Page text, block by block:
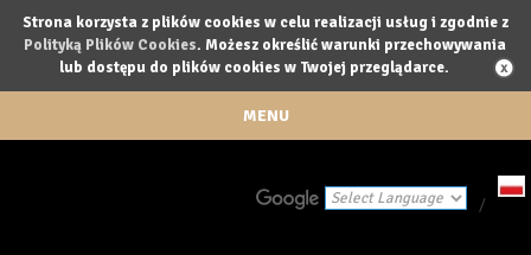
Strona korzysta z plików cookies w celu realizacji usług i zgodnie z
Polityką Plików Cookies. Możesz określić warunki przechowywania
lub dostępu do plików cookies w Twojej przeglądarce.
MENU
/